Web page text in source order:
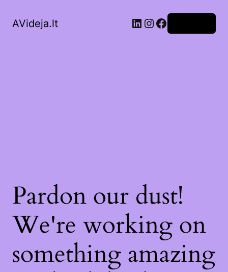
AVideja.lt LinkedIn
Instagram
Facebook
Pardon our dust!
We're working on
something amazing